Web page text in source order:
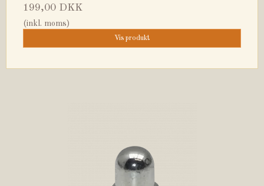
199,00 DKK
(inkl. moms)
Vis produkt